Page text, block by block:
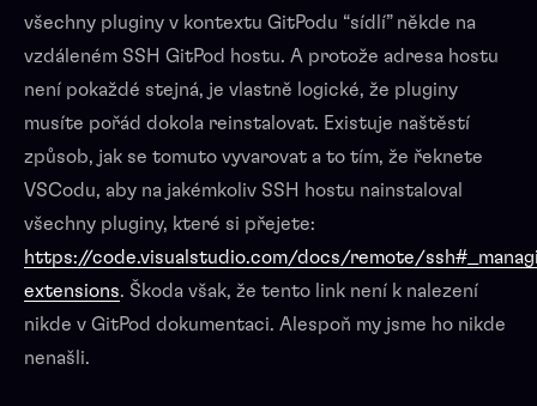
všechny pluginy v kontextu GitPodu “sídlí” někde na
vzdáleném SSH GitPod hostu. A protože adresa hostu
není pokaždé stejná, je vlastně logické, že pluginy
musíte pořád dokola reinstalovat. Existuje naštěstí
způsob, jak se tomuto vyvarovat a to tím, že řeknete
VSCodu, aby na jakémkoliv SSH hostu nainstaloval
všechny pluginy, které si přejete:
https://code.visualstudio.com/docs/remote/
extensions. Škoda však, že tento link není k nalezení
nikde v GitPod dokumentaci. Alespoň my jsme ho nikde
nenašli.